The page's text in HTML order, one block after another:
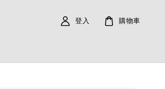
登入 購物車